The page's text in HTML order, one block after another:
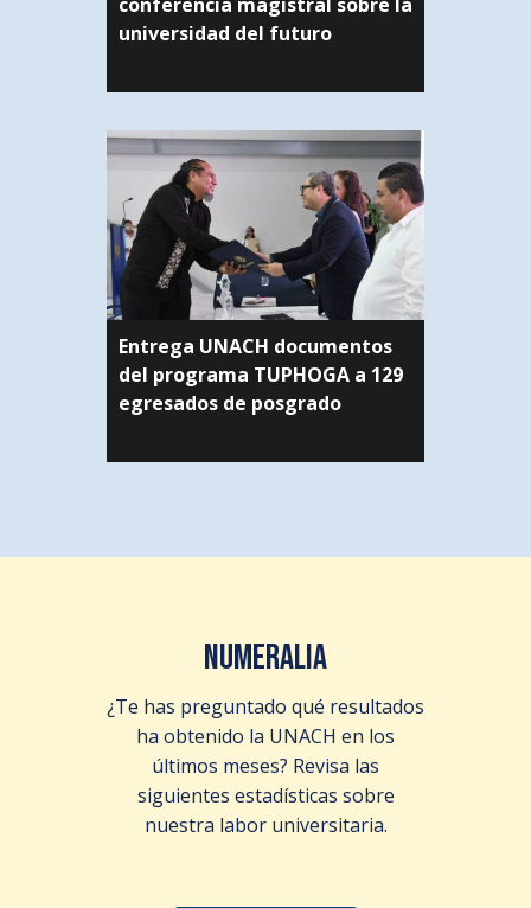
universidad del futuro
Entrega UNACH documentos
del programa TUPHOGA a 129
egresados de posgrado
NUMERALIA
¿Te has preguntado qué resultados
ha obtenido la UNACH en los
últimos meses? Revisa las
siguientes estadísticas sobre
nuestra labor universitaria.